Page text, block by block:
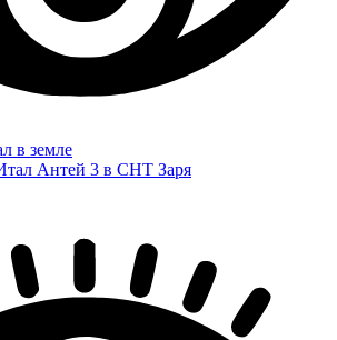
Антей 3 в СНТ Заря